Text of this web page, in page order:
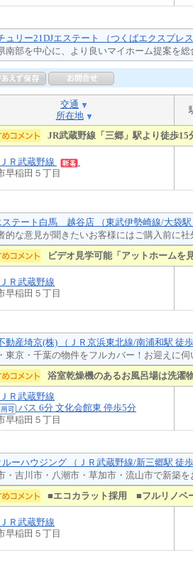
ュリー21DJエステート （つくばエクスプレ
南部を中心に、より良いマイホーム提案を総
交通
所在地
JR武蔵野線「三郷」駅より徒歩
Ｒ武蔵野線
早稲田５丁目
ステート白馬 越谷店 （東武伊勢崎線/大袋駅
的な意見が聞きたいお客様にはご購入前に社
ビデオ見学可能「アットホームを
Ｒ武蔵野線
早稲田５丁目
動産埼京(株) （ＪＲ京浜東北線/南浦和駅 徒歩
東京・千葉の物件をフルカバー！お迎えに伺
浴室乾燥機のあるお風呂場は洗濯
Ｒ武蔵野線
バス 6分 文化会館東 停歩5分
早稲田５丁目
ーハウジング （ＪＲ武蔵野線/新三郷駅 徒歩
・吉川市・八潮市・草加市・流山市で新築
■エコカラット採用 ■フルリノベ
Ｒ武蔵野線
早稲田５丁目